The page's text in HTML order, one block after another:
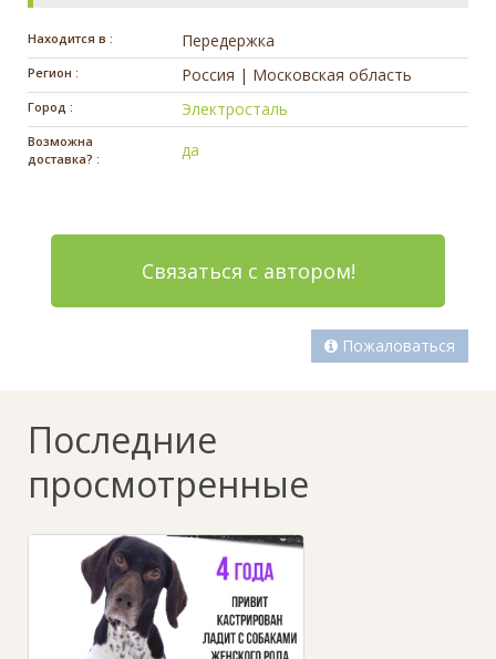
Находится в : Передержка
Регион : Россия | Московская область
Город : Электросталь
Возможна
доставка? :
да
Связаться с автором!
Пожаловаться
Последние
просмотренные